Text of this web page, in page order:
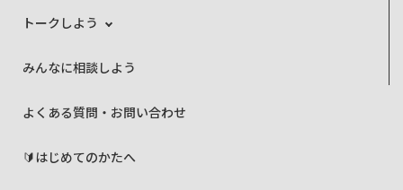
トークしよう
みんなに相談しよう
よくある質問・お問い合わせ
🔰はじめてのかたへ